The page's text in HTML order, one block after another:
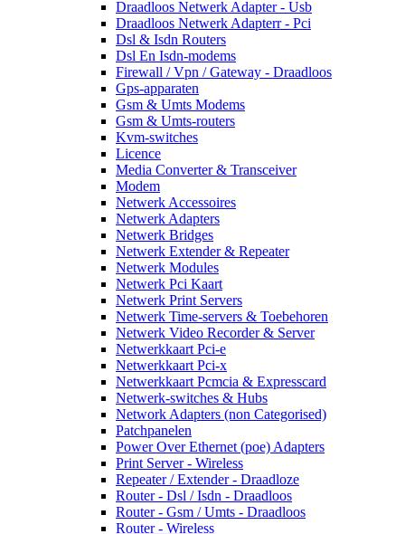
Draadloos Netwerk Adapter - Usb
Draadloos Netwerk Adapterr - Pci
Dsl & Isdn Routers
Dsl En Isdn-modems
Firewall / Vpn / Gateway - Draadloos
Gps-apparaten
Gsm & Umts Modems
Gsm & Umts-routers
Kvm-switches
Licence
Media Converter & Transceiver
Modem
Netwerk Accessoires
Netwerk Adapters
Netwerk Bridges
Netwerk Extender & Repeater
Netwerk Modules
Netwerk Pci Kaart
Netwerk Print Servers
Netwerk Time-servers & Toebehoren
Netwerk Video Recorder & Server
Netwerkkaart Pci-e
Netwerkkaart Pci-x
Netwerkkaart Pcmcia & Expresscard
Netwerk-switches & Hubs
Network Adapters (non Categorised)
Patchpanelen
Power Over Ethernet (poe) Adapters
Print Server - Wireless
Repeater / Extender - Draadloze
Router - Dsl / Isdn - Draadloos
Router - Gsm / Umts - Draadloos
Router - Wireless